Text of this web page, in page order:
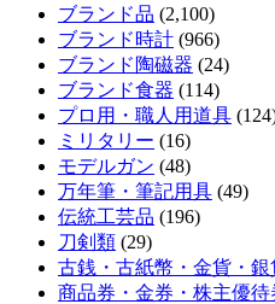
ブランド品 (2,100)
ブランド時計 (966)
ブランド陶磁器 (24)
ブランド食器 (114)
プロ用・職人用道具
ミリタリー (16)
モデルガン (48)
万年筆・筆記用具 (49)
伝統工芸品 (196)
刀剣類 (29)
古銭・古紙幣・金貨・
商品券・金券・株主優待